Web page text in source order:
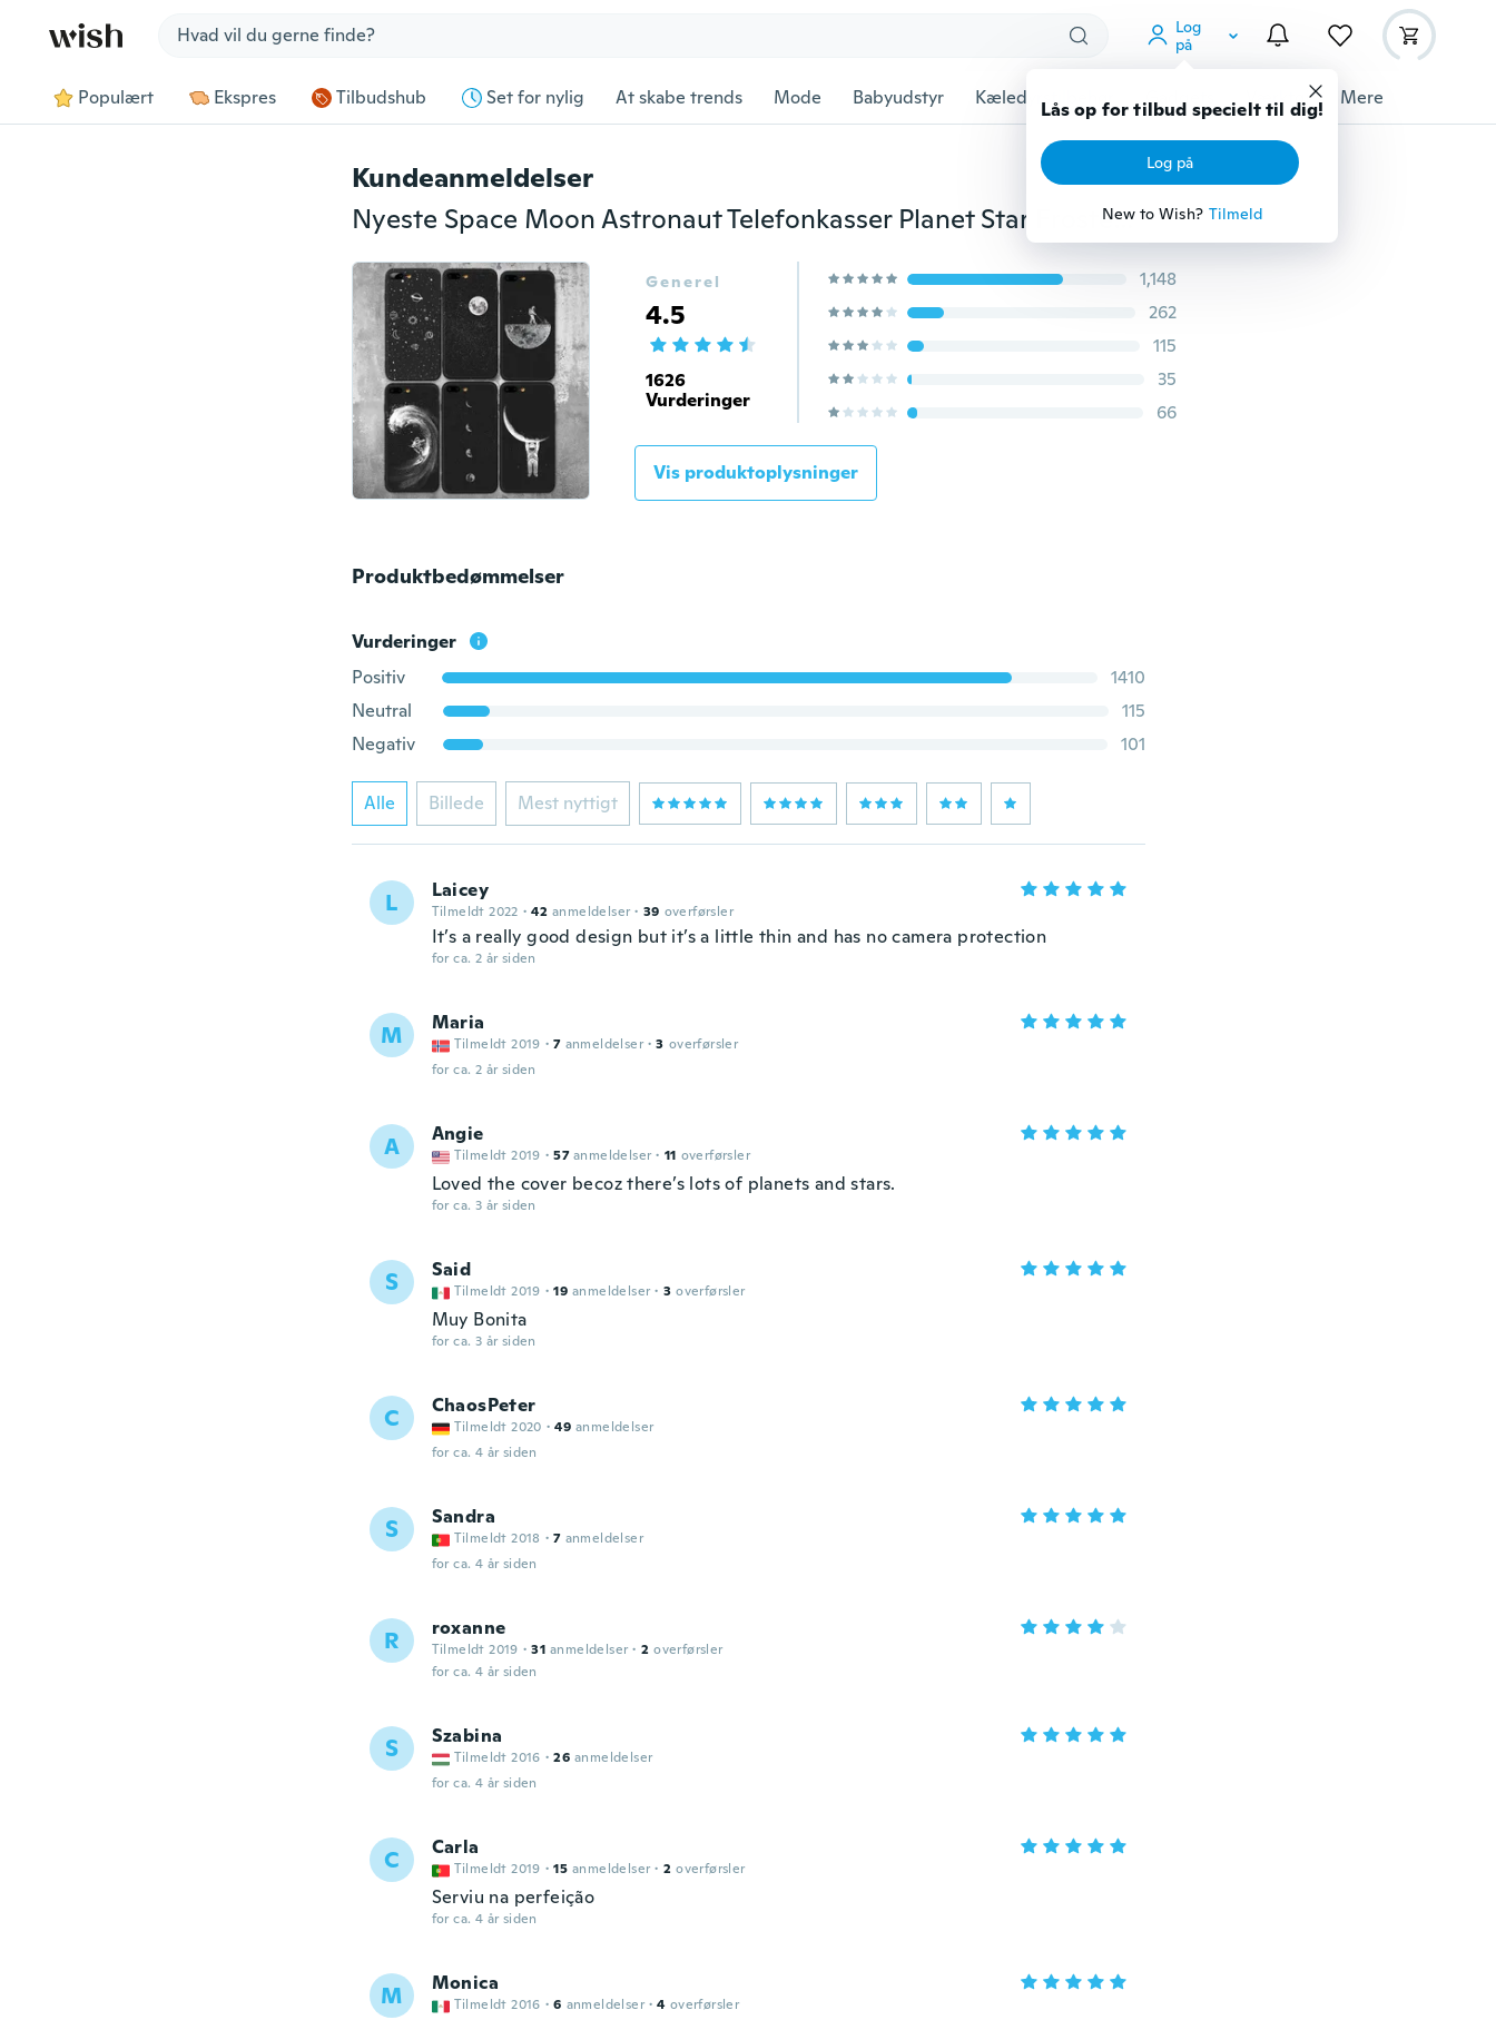
Log
på
Lås op for tilbud specielt til dig!
Log på
New to Wish? Tilmeld
Populært Ekspres Tilbudshub Set for nylig At skabe trends Mode Babyudstyr Kæledyrstilbehør Gadgets Værktøj Mere
Kundeanmeldelser
Nyeste Space Moon Astronaut Telefonkasser Planet Star Frosted Blødt bagcover til Samsung Galaxy A7 2018 J6 Plus A70 2019 A50 2019 A30 2019 S10 Plus A6 / Xiaomi Redmi K20 K20 Pro / iPhone XS Max XS XR 8 8 Plus 7 7 Plus 6 6 Plus / Huawei P20 Lite 2019 P30 Lite P Smart 2019 Y5 (2019 Y7 2019 Mate 20 Lite
Generel
4.5
1626
Vurderinger
1,148
262
115
35
66
Vis produktoplysninger
Produktbedømmelser
Vurderinger
Positiv
1410
Neutral
115
Negativ
101
Alle Billede Mest nyttigt
L Laicey
Tilmeldt 2022 · 42 anmeldelser · 39 overførsler
It’s a really good design but it’s a little thin and has no camera protection
for ca. 2 år siden
M Maria
Tilmeldt 2019 · 7 anmeldelser · 3 overførsler
for ca. 2 år siden
A Angie
Tilmeldt 2019 · 57 anmeldelser · 11 overførsler
Loved the cover becoz there’s lots of planets and stars.
for ca. 3 år siden
S Said
Tilmeldt 2019 · 19 anmeldelser · 3 overførsler
Muy Bonita
for ca. 3 år siden
C ChaosPeter
Tilmeldt 2020 · 49 anmeldelser
for ca. 4 år siden
S Sandra
Tilmeldt 2018 · 7 anmeldelser
for ca. 4 år siden
R roxanne
Tilmeldt 2019 · 31 anmeldelser · 2 overførsler
for ca. 4 år siden
S Szabina
Tilmeldt 2016 · 26 anmeldelser
for ca. 4 år siden
C Carla
Tilmeldt 2019 · 15 anmeldelser · 2 overførsler
Serviu na perfeição
for ca. 4 år siden
M Monica
Tilmeldt 2016 · 6 anmeldelser · 4 overførsler